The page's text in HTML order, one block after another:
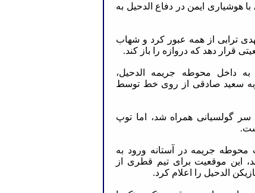
با هوشیاری ایمن در دفاع الدحیل به
مهدی ترابی از همه عبور کرد و شهاب
قرار دهد که دروازه را باز کند.
به داخل محوطه جریمه الدحیل،
سعید صادقی از روی خط توسط
سر گولسیانی همراه شد، اما توپ
محوطه جریمه در آستانه ورود به
این موقعیت برای تیم قطری از
الدحیل را اعلام کرد.